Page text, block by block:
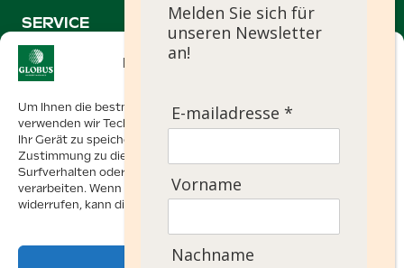
Einwilligung verwalten
Um Ihnen die bestmögliche Nutzererfahrung zu bieten,
verwenden wir Technologien wie Cookies, um Informationen über
Ihr Gerät zu speichern und/oder darauf zuzugreifen. Mit Ihrer
Zustimmung zu diesen Technologien können wir Daten wie Ihr
Surfverhalten oder eindeutige Kennungen auf dieser Website
verarbeiten. Wenn Sie Ihre Einwilligung nicht erteilen oder
widerrufen, kann dies bestimmte Funktionen beeinträchtigen.
SERVICE
info@globusmachines.nl
Oonksweg 35
7622 AW Borne, Niederlande
Melden Sie sich für
unseren Newsletter
an!
E-mailadresse *
Vorname
Nachname